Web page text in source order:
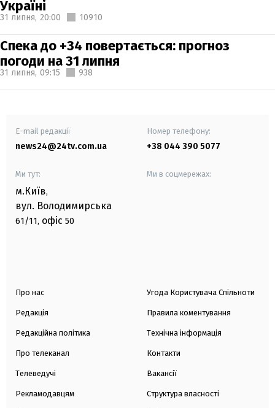
Україні
31 липня, 20:00 10910
Спека до +34 повертається: прогноз
погоди на 31 липня
31 липня, 09:15 938
E-mail редакції
news24@24tv.com.ua
Номер телефону:
+38 044 390 5077
Ми тут:
м.Київ,
вул. Володимирська
61/11, офіс 50
Ми в соцмережах:
Про нас
Редакція
Редакційна політика
Про телеканал
Телеведучі
Рекламодавцям
Угода Користувача Спільноти
Правила коментування
Технічна інформація
Контакти
Вакансії
Структура власності